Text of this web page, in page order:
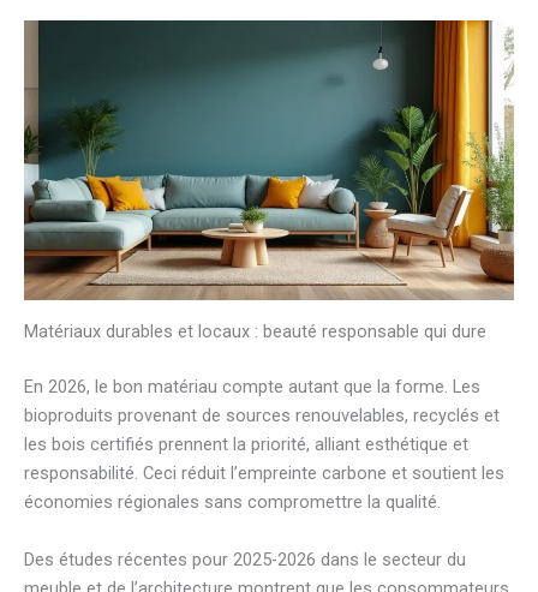
Matériaux durables et locaux : beauté responsable qui dure
En 2026, le bon matériau compte autant que la forme. Les
bioproduits provenant de sources renouvelables, recyclés et
les bois certifiés prennent la priorité, alliant esthétique et
responsabilité. Ceci réduit l’empreinte carbone et soutient les
économies régionales sans compromettre la qualité.
Des études récentes pour 2025-2026 dans le secteur du